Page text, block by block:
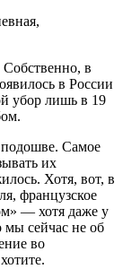
Собственно, в
в России
убор лишь в 19
Самое
их
Хотя, вот, в
французское
— хотя даже у
мы сейчас не об
во